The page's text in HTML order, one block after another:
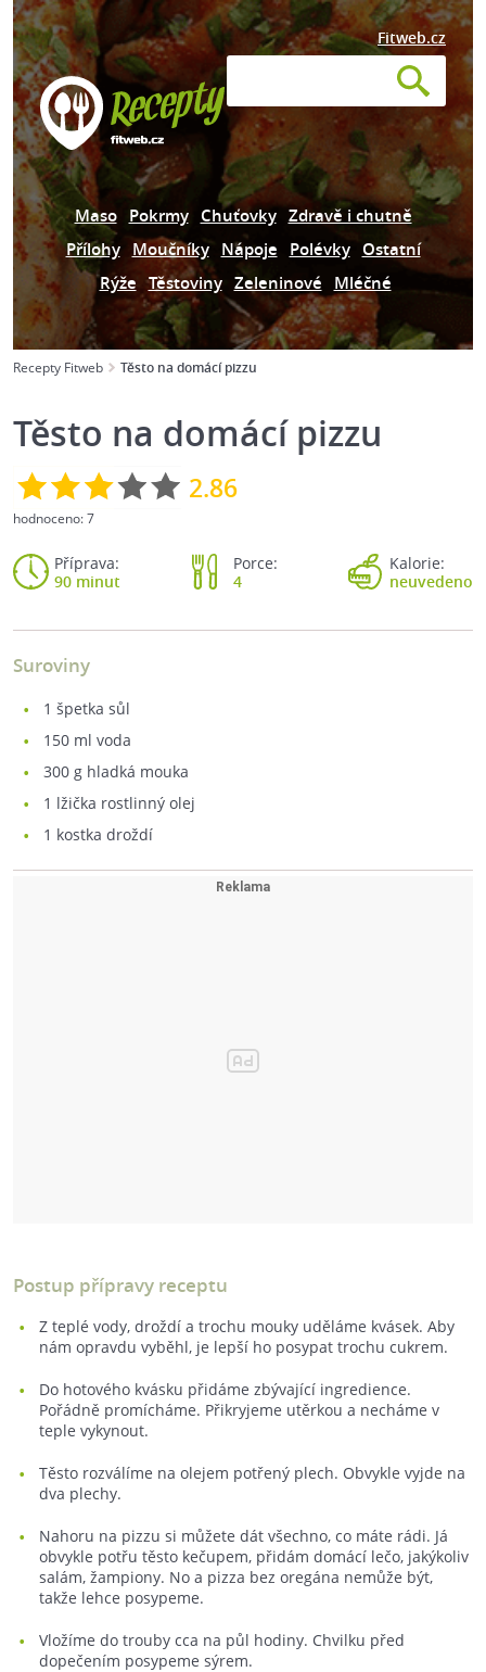
Fitweb.cz
Maso Pokrmy Chuťovky Zdravě i chutně
Přílohy Moučníky Nápoje Polévky Ostatní
Rýže Těstoviny Zeleninové Mléčné
Recepty Fitweb Těsto na domácí pizzu
Těsto na domácí pizzu
2.86
hodnoceno:7
Příprava:
90 minut
Porce:
4
Kalorie:
neuvedeno
Suroviny
1 špetka sůl
150 ml voda
300 g hladká mouka
1 lžička rostlinný olej
1 kostka droždí
Postup přípravy receptu
Z teplé vody, droždí a trochu mouky uděláme kvásek. Aby
nám opravdu vyběhl, je lepší ho posypat trochu cukrem.
Do hotového kvásku přidáme zbývající ingredience.
Pořádně promícháme. Přikryjeme utěrkou a necháme v
teple vykynout.
Těsto rozválíme na olejem potřený plech. Obvykle vyjde na
dva plechy.
Nahoru na pizzu si můžete dát všechno, co máte rádi. Já
obvykle potřu těsto kečupem, přidám domácí lečo, jakýkoliv
salám, žampiony. No a pizza bez oregána nemůže být,
takže lehce posypeme.
Vložíme do trouby cca na půl hodiny. Chvilku před
dopečením posypeme sýrem.